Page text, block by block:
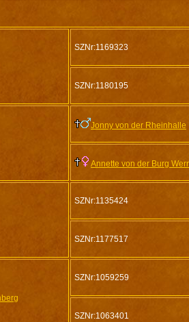
SZNr:1169323
SZNr:1180195
Jonny von der Rheinhalle
Annette von der Burg
SZNr:1135424
SZNr:1177517
SZNr:1059259
SZNr:1063401